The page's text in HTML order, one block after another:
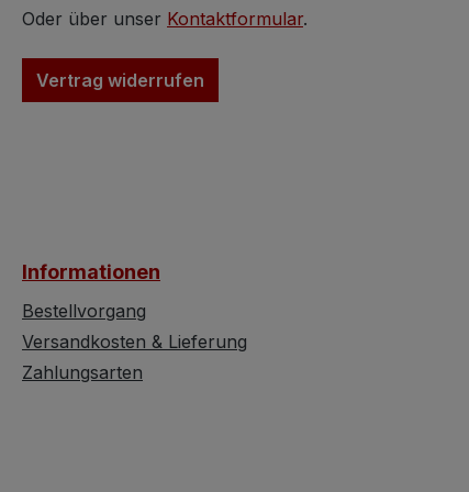
Oder über unser Kontaktformular.
Vertrag widerrufen
Informationen
Bestellvorgang
Versandkosten & Lieferung
Zahlungsarten